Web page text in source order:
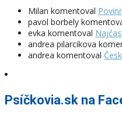
Milan komentoval
pavol borbely
evka komentoval
andrea pilarcikova
andrea komentoval
Psíčkovia.sk na